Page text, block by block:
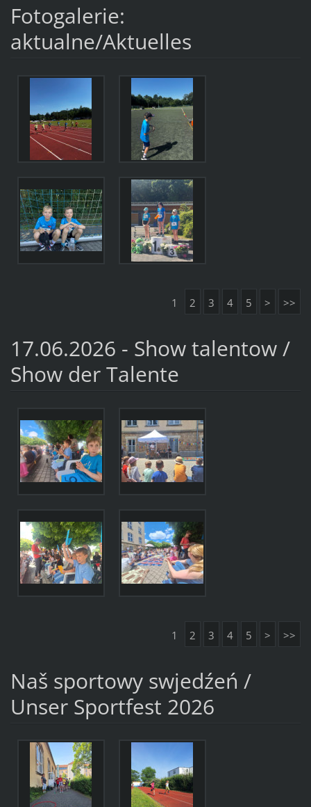
Fotogalerie:
aktualne/Aktuelles
1 2 3 4 5 > >>
17.06.2026 - Show talentow /
Show der Talente
1 2 3 4 5 > >>
Naš sportowy swjedźeń /
Unser Sportfest 2026